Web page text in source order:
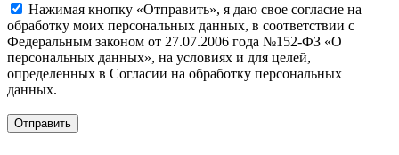
Нажимая кнопку «Отправить», я даю свое согласие на
обработку моих персональных данных, в соответствии с
Федеральным законом от 27.07.2006 года №152-ФЗ «О
персональных данных», на условиях и для целей,
определенных в Согласии на обработку персональных
данных.